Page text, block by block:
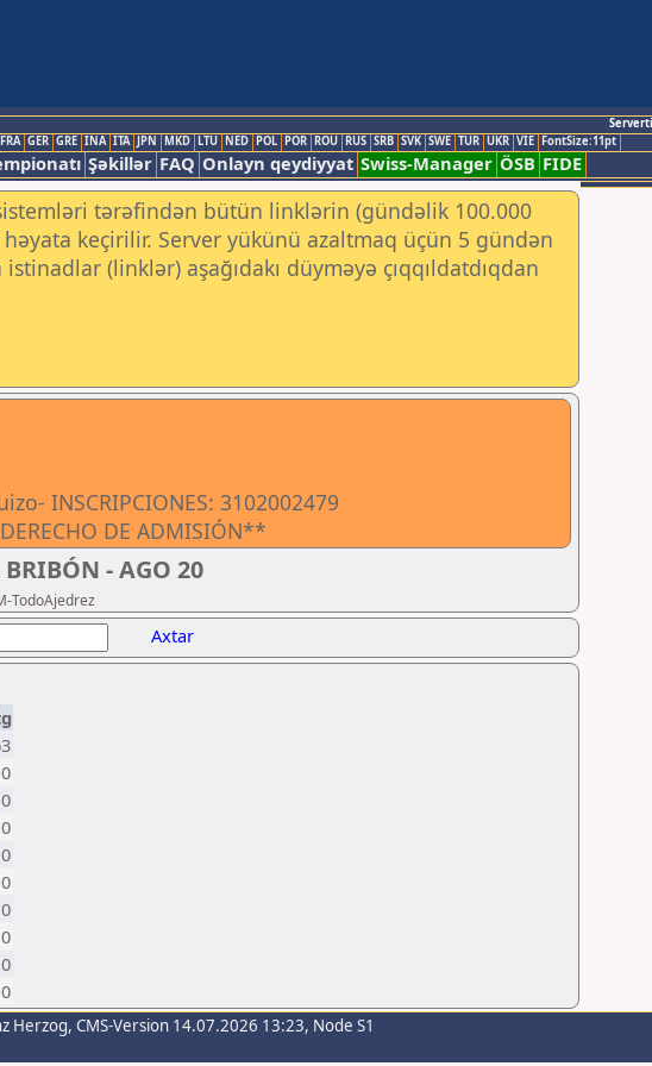
FRA GER GRE INA ITA JPN MKD LTU NED POL POR ROU RUS SRB SVK SWE TUR UKR VIE FontSize:11pt
Şəkillər FAQ Onlayn qeydiyyat Swiss-Manager ÖSB FIDE
tərəfindən bütün linklərin (gündəlik 100.000
keçirilir. Server yükünü azaltmaq üçün 5 gündən
(linklər) aşağıdakı düyməyə çıqqıldatdıqdan
INSCRIPCIONES: 3102002479
DE ADMISIÓN**
- AGO 20
TodoAjedrez
Axtar
0
0
0
0
0
0
0
0
0
Herzog, CMS-Version 14.07.2026 13:23, Node S1